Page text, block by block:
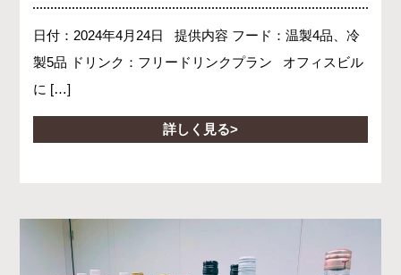
日付：2024年4月24日 提供内容 フード：温製4品、冷
製5品 ドリンク：フリードリンクプラン オフィスビル
に […]
詳しく見る